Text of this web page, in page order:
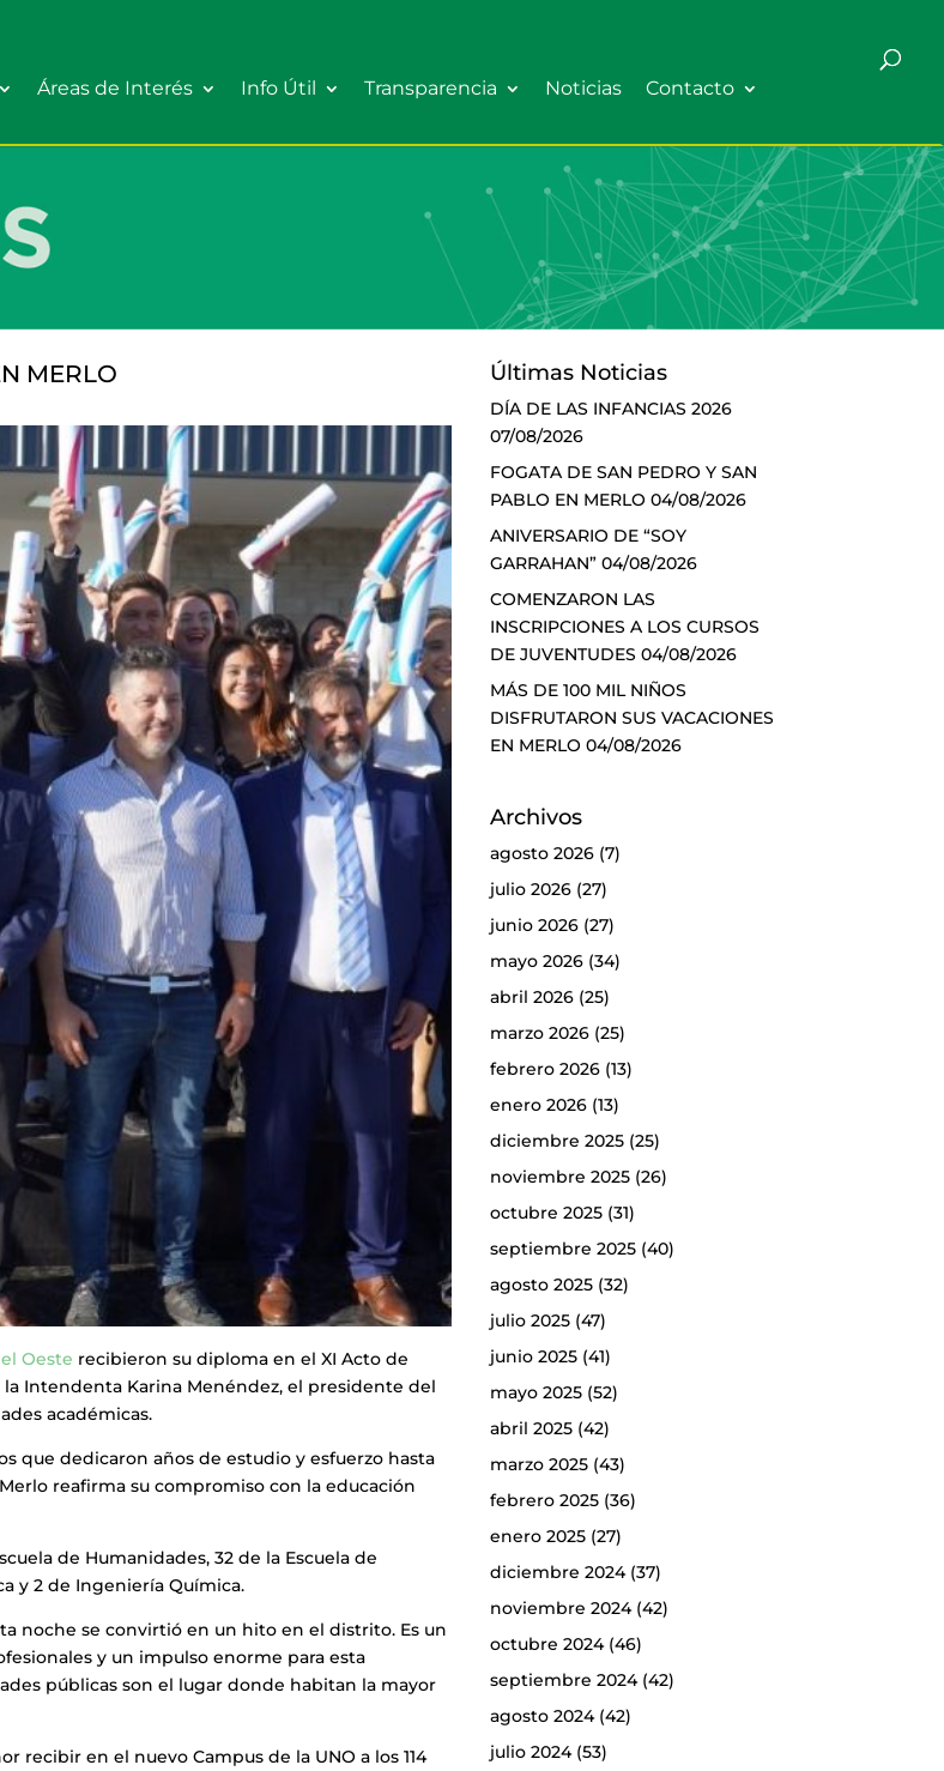
Áreas de Interés Info Útil Transparencia Noticias Contacto
MERLO
Oeste recibieron su diploma en el XI Acto de
Intendenta Karina Menéndez, el presidente del
académicas.
que dedicaron años de estudio y esfuerzo hasta
reafirma su compromiso con la educación
de Humanidades, 32 de la Escuela de
y 2 de Ingeniería Química.
noche se convirtió en un hito en el distrito. Es un
y un impulso enorme para esta
públicas son el lugar donde habitan la mayor
recibir en el nuevo Campus de la UNO a los 114
Últimas Noticias
DÍA DE LAS INFANCIAS 2026
07/08/2026
FOGATA DE SAN PEDRO Y SAN
PABLO EN MERLO 04/08/2026
ANIVERSARIO DE “SOY
GARRAHAN” 04/08/2026
COMENZARON LAS
INSCRIPCIONES A LOS CURSOS
DE JUVENTUDES 04/08/2026
MÁS DE 100 MIL NIÑOS
DISFRUTARON SUS VACACIONES
EN MERLO 04/08/2026
Archivos
agosto 2026(7)
julio 2026(27)
junio 2026(27)
mayo 2026(34)
abril 2026(25)
marzo 2026(25)
febrero 2026(13)
enero 2026(13)
diciembre 2025(25)
noviembre 2025(26)
octubre 2025(31)
septiembre 2025(40)
agosto 2025(32)
julio 2025(47)
junio 2025(41)
mayo 2025(52)
abril 2025(42)
marzo 2025(43)
febrero 2025(36)
enero 2025(27)
diciembre 2024(37)
noviembre 2024(42)
octubre 2024(46)
septiembre 2024(42)
agosto 2024(42)
julio 2024(53)